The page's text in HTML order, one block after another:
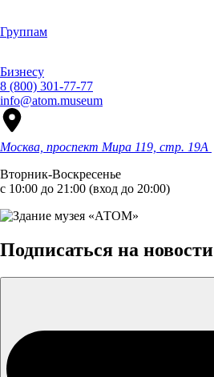
Группам
Бизнесу
8 (800) 301-77-77
info@atom.museum
Москва, проспект Мира 119, стр. 19А
Вторник-Воскресенье
с 10:00 до 21:00 (вход до 20:00)
Подписаться на новости